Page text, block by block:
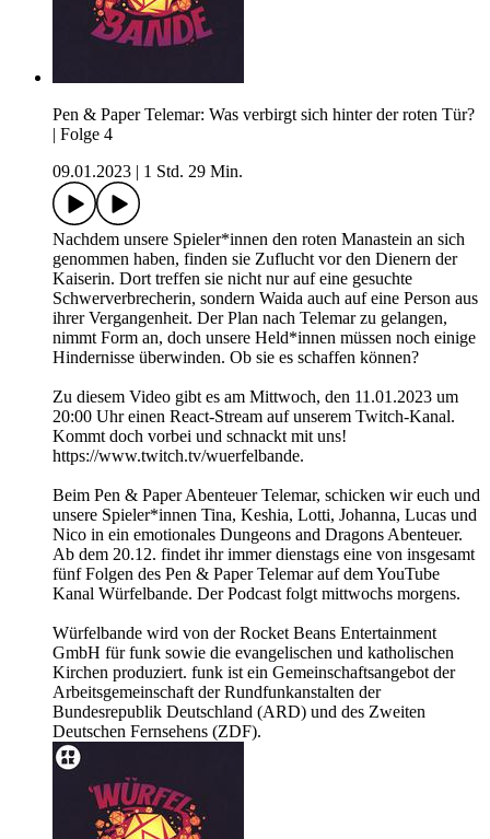
Pen & Paper Telemar: Was verbirgt sich hinter der roten Tür?
| Folge 4
09.01.2023
1 Std. 29 Min.
Nachdem unsere Spieler*innen den roten Manastein an sich
genommen haben, finden sie Zuflucht vor den Dienern der
Kaiserin. Dort treffen sie nicht nur auf eine gesuchte
Schwerverbrecherin, sondern Waida auch auf eine Person aus
ihrer Vergangenheit. Der Plan nach Telemar zu gelangen,
nimmt Form an, doch unsere Held*innen müssen noch einige
Hindernisse überwinden. Ob sie es schaffen können?
Zu diesem Video gibt es am Mittwoch, den 11.01.2023 um
20:00 Uhr einen React-Stream auf unserem Twitch-Kanal.
Kommt doch vorbei und schnackt mit uns!
https://www.twitch.tv/wuerfelbande.
Beim Pen & Paper Abenteuer Telemar, schicken wir euch und
unsere Spieler*innen Tina, Keshia, Lotti, Johanna, Lucas und
Nico in ein emotionales Dungeons and Dragons Abenteuer.
Ab dem 20.12. findet ihr immer dienstags eine von insgesamt
fünf Folgen des Pen & Paper Telemar auf dem YouTube
Kanal Würfelbande. Der Podcast folgt mittwochs morgens.
Würfelbande wird von der Rocket Beans Entertainment
GmbH für funk sowie die evangelischen und katholischen
Kirchen produziert. funk ist ein Gemeinschaftsangebot der
Arbeitsgemeinschaft der Rundfunkanstalten der
Bundesrepublik Deutschland (ARD) und des Zweiten
Deutschen Fernsehens (ZDF).